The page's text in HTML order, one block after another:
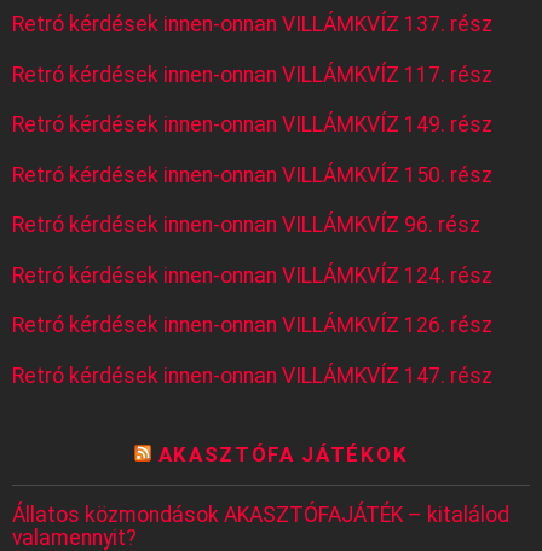
Retró kérdések innen-onnan VILLÁMKVÍZ 137. rész
Retró kérdések innen-onnan VILLÁMKVÍZ 117. rész
Retró kérdések innen-onnan VILLÁMKVÍZ 149. rész
Retró kérdések innen-onnan VILLÁMKVÍZ 150. rész
Retró kérdések innen-onnan VILLÁMKVÍZ 96. rész
Retró kérdések innen-onnan VILLÁMKVÍZ 124. rész
Retró kérdések innen-onnan VILLÁMKVÍZ 126. rész
Retró kérdések innen-onnan VILLÁMKVÍZ 147. rész
AKASZTÓFA JÁTÉKOK
Állatos közmondások AKASZTÓFAJÁTÉK – kitalálod
valamennyit?